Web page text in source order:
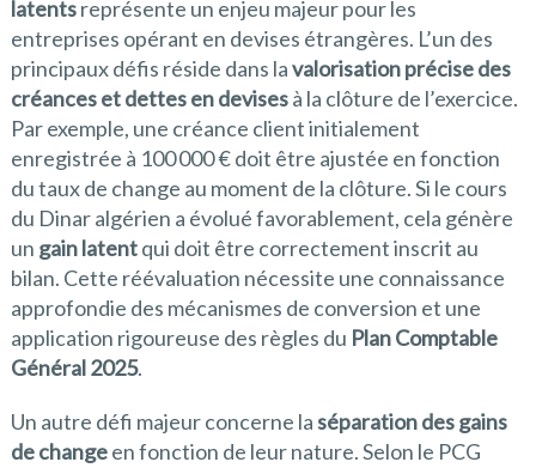
latentsreprésente un enjeu majeur pour les
entreprises opérant en devises étrangères. L’un des
principaux défis réside dans lavalorisation précise des
créances et dettes en devisesà la clôture de l’exercice.
Par exemple, une créance client initialement
enregistrée à 100 000 € doit être ajustée en fonction
du taux de change au moment de la clôture. Si le cours
du Dinar algérien a évolué favorablement, cela génère
un gain latentqui doit être correctement inscrit au
bilan. Cette réévaluation nécessite une connaissance
approfondie des mécanismes de conversion et une
application rigoureuse des règles du Plan Comptable
Général 2025.
Un autre défi majeur concerne laséparation des gains
de changeen fonction de leur nature. Selon le PCG